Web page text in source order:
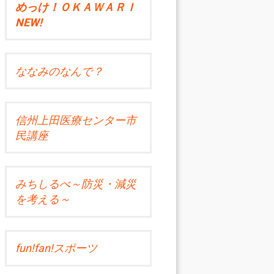
めっけ！ＯＫＡＷＡＲＩ
NEW!
ななみのなんで？
信州上田医療センター市
民講座
みちしるべ～防災・減災
を考える～
fun!fan!スポーツ